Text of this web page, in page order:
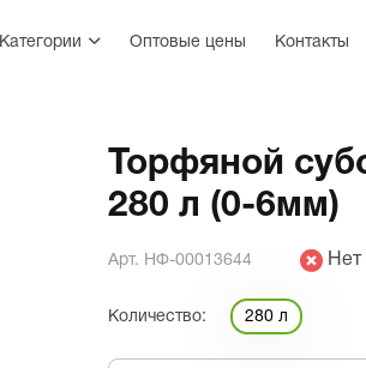
Категории Оптовые цены Контакты
Торфяной
280 л (0-6мм)
Арт. НФ-00013644 Нет
Количество: 280 л